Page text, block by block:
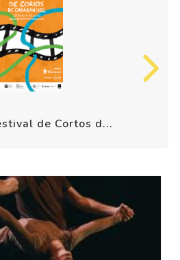
de Cortos d...